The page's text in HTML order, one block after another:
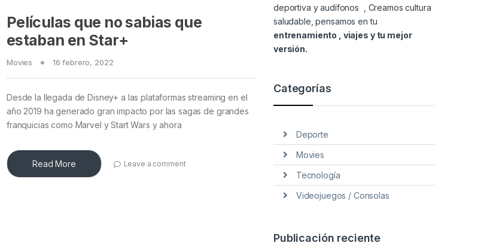
Películas que no sabias que
estaban en Star+
Movies 16 febrero, 2022
Desde la llegada de Disney+ a las plataformas streaming en el
año 2019 ha generado gran impacto por las sagas de grandes
franquicias como Marvel y Start Wars y ahora
Read More Leave a comment
deportiva y audífonos , Creamos cultura
saludable, pensamos en tu
entrenamiento , viajes y tu mejor
versión.
Categorías
Deporte
Movies
Tecnología
Videojuegos / Consolas
Publicación reciente